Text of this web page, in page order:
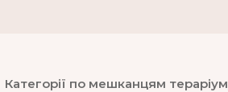
Категорії по мешканцям